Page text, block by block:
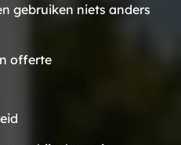
gebruiken niets anders
offerte